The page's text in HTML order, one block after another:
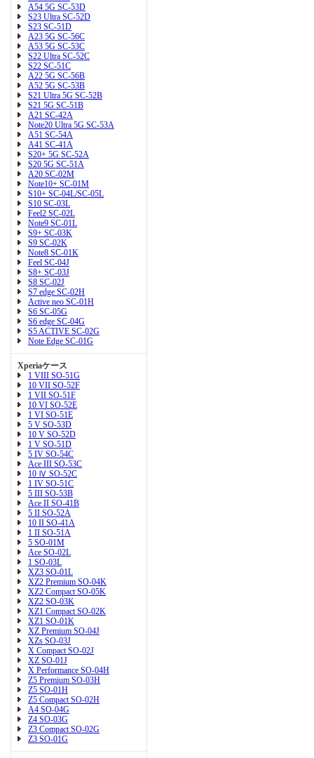
A54 5G SC-53D
S23 Ultra SC-52D
S23 SC-51D
A23 5G SC-56C
A53 5G SC-53C
S22 Ultra SC-52C
S22 SC-51C
A22 5G SC-56B
A52 5G SC-53B
S21 Ultra 5G SC-52B
S21 5G SC-51B
A21 SC-42A
Note20 Ultra 5G SC-53A
A51 SC-54A
A41 SC-41A
S20+ 5G SC-52A
S20 5G SC-51A
A20 SC-02M
Note10+ SC-01M
S10+ SC-04L/SC-05L
S10 SC-03L
Feel2 SC-02L
Note9 SC-01L
S9+ SC-03K
S9 SC-02K
Note8 SC-01K
Feel SC-04J
S8+ SC-03J
S8 SC-02J
S7 edge SC-02H
Active neo SC-01H
S6 SC-05G
S6 edge SC-04G
S5 ACTIVE SC-02G
Note Edge SC-01G
Xperiaケース
1 VIII SO-51G
10 VII SO-52F
1 VII SO-51F
10 VI SO-52E
1 VI SO-51E
5 V SO-53D
10 V SO-52D
1 V SO-51D
5 IV SO-54C
Ace III SO-53C
10 Ⅳ SO-52C
1 IV SO-51C
5 III SO-53B
Ace II SO-41B
5 II SO-52A
10 II SO-41A
1 II SO-51A
5 SO-01M
Ace SO-02L
1 SO-03L
XZ3 SO-01L
XZ2 Premium SO-04K
XZ2 Compact SO-05K
XZ2 SO-03K
XZ1 Compact SO-02K
XZ1 SO-01K
XZ Premium SO-04J
XZs SO-03J
X Compact SO-02J
XZ SO-01J
X Performance SO-04H
Z5 Premium SO-03H
Z5 SO-01H
Z5 Compact SO-02H
A4 SO-04G
Z4 SO-03G
Z3 Compact SO-02G
Z3 SO-01G